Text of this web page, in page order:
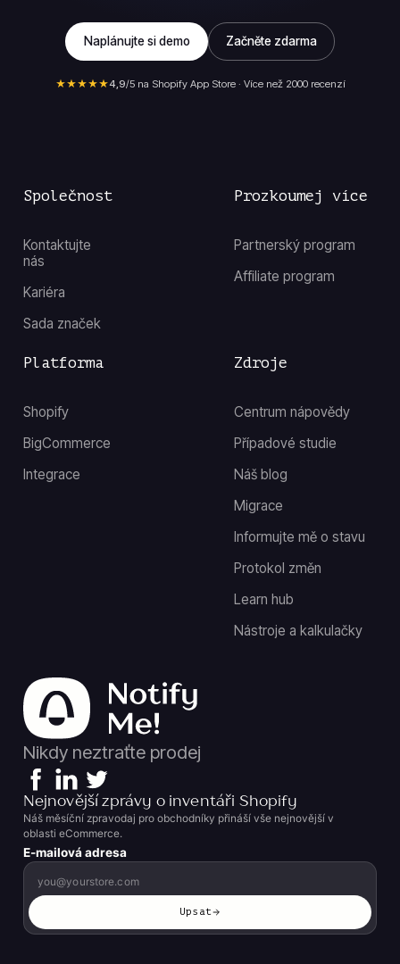
Naplánujte si demo Začněte zdarma
★★★★★4,9/5 na Shopify App Store · Více než 2000 recenzí
Společnost
Kontaktujte
nás
Kariéra
Sada značek
Zdroje
Centrum nápovědy
Případové studie
Náš blog
Migrace
Informujte mě o stavu
Protokol změn
Learn hub
Nástroje a kalkulačky
Prozkoumej více
Partnerský program
Affiliate program
Platforma
Shopify
BigCommerce
Integrace
Nikdy neztraťte prodej
Nejnovější zprávy o inventáři Shopify
Náš měsíční zpravodaj pro obchodníky přináší vše nejnovější v
oblasti eCommerce.
E-mailová adresa
Upsat